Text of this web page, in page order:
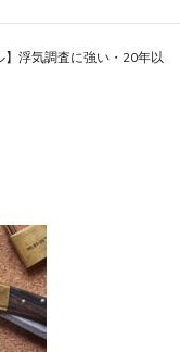
】浮気調査に強い・20年以